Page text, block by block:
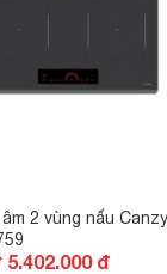
2 vùng nấu Canzy
đ